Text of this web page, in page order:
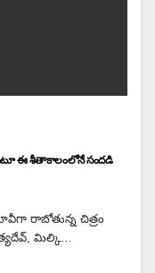
ఈ శీతాకాలంలోనే సందడి
రాబోతున్న చిత్రం
మిల్కి…